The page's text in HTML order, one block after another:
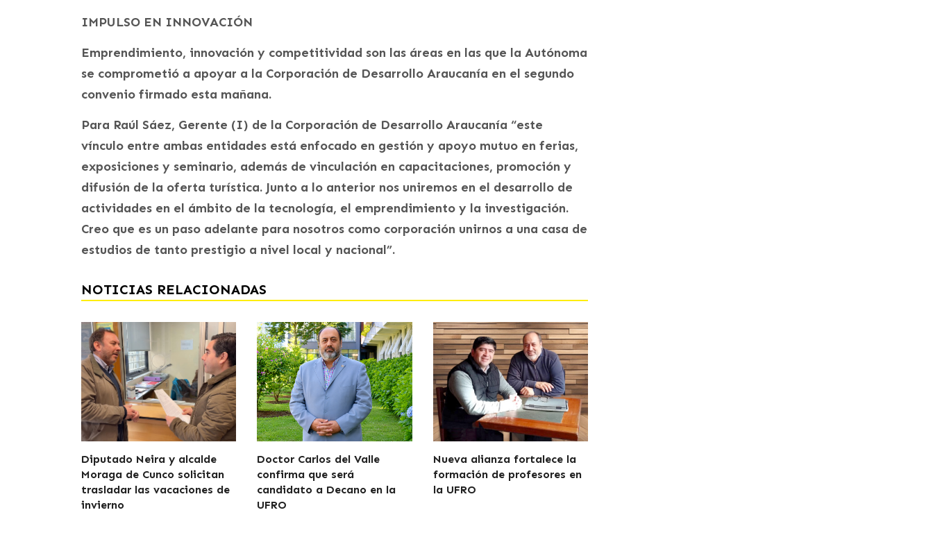
IMPULSO EN INNOVACIÓN
Emprendimiento, innovación y competitividad son las áreas en las que la Autónoma
se comprometió a apoyar a la Corporación de Desarrollo Araucanía en el segundo
convenio firmado esta mañana.
Para Raúl Sáez, Gerente (I) de la Corporación de Desarrollo Araucanía “este
vínculo entre ambas entidades está enfocado en gestión y apoyo mutuo en ferias,
exposiciones y seminario, además de vinculación en capacitaciones, promoción y
difusión de la oferta turística. Junto a lo anterior nos uniremos en el desarrollo de
actividades en el ámbito de la tecnología, el emprendimiento y la investigación.
Creo que es un paso adelante para nosotros como corporación unirnos a una casa de
estudios de tanto prestigio a nivel local y nacional”.
NOTICIAS RELACIONADAS
Diputado Neira y alcalde
Moraga de Cunco solicitan
trasladar las vacaciones de
invierno
Doctor Carlos del Valle
confirma que será
candidato a Decano en la
UFRO
Nueva alianza fortalece la
formación de profesores en
la UFRO